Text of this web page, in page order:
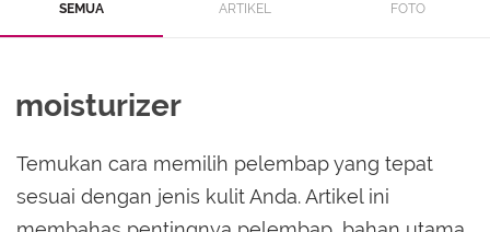
SEMUA ARTIKEL FOTO
moisturizer
Temukan cara memilih pelembap yang tepat
sesuai dengan jenis kulit Anda. Artikel ini